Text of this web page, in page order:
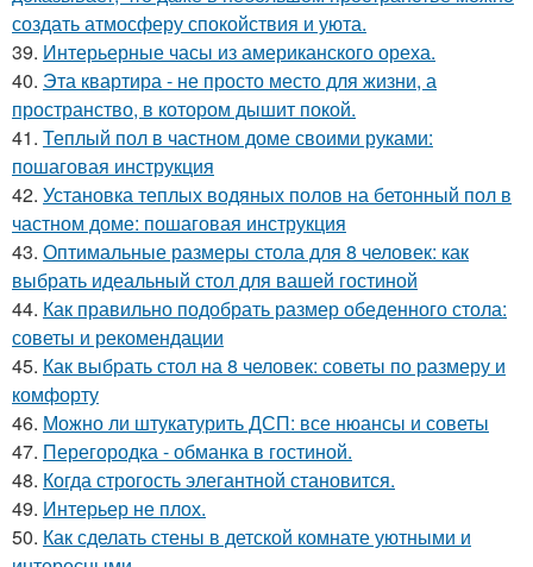
создать атмосферу спокойствия и уюта.
39. Интерьерные часы из американского ореха.
40. Эта квартира - не просто место для жизни, а
пространство, в котором дышит покой.
41. Теплый пол в частном доме своими руками:
пошаговая инструкция
42. Установка теплых водяных полов на бетонный пол в
частном доме: пошаговая инструкция
43. Оптимальные размеры стола для 8 человек: как
выбрать идеальный стол для вашей гостиной
44. Как правильно подобрать размер обеденного стола:
советы и рекомендации
45. Как выбрать стол на 8 человек: советы по размеру и
комфорту
46. Можно ли штукатурить ДСП: все нюансы и советы
47. Перегородка - обманка в гостиной.
48. Когда строгость элегантной становится.
49. Интерьер не плох.
50. Как сделать стены в детской комнате уютными и